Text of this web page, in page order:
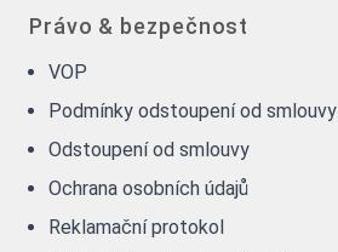
Právo & bezpečnost
VOP
Podmínky odstoupení od smlouvy
Odstoupení od smlouvy
Ochrana osobních údajů
Reklamační protokol